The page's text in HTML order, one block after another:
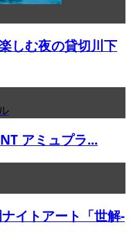
しむ夜の貸切川下
アミュプラ...
イトアート「世解-